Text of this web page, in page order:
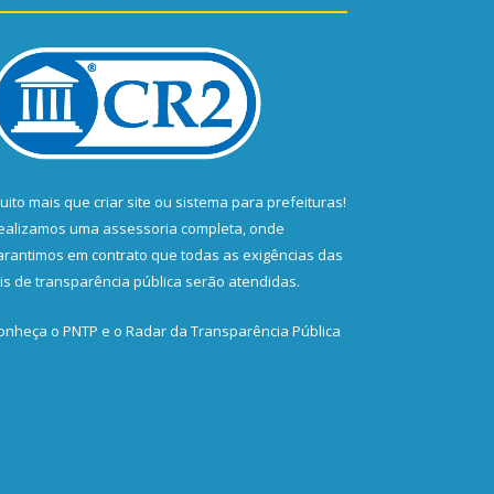
mais que criar site ou sistema para prefeituras!
uma assessoria completa, onde
em contrato que todas as exigências das
de transparência pública serão atendidas.
o PNTP e o Radar da Transparência Pública